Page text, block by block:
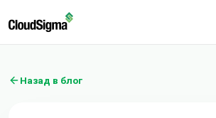
Назад в блог